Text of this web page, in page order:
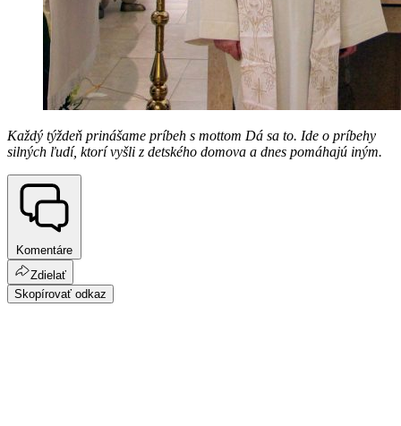
Každý týždeň prinášame príbeh s mottom Dá sa to. Ide o príbehy
silných ľudí, ktorí vyšli z detského domova a dnes pomáhajú iným.
Komentáre
Zdielať
Skopírovať odkaz